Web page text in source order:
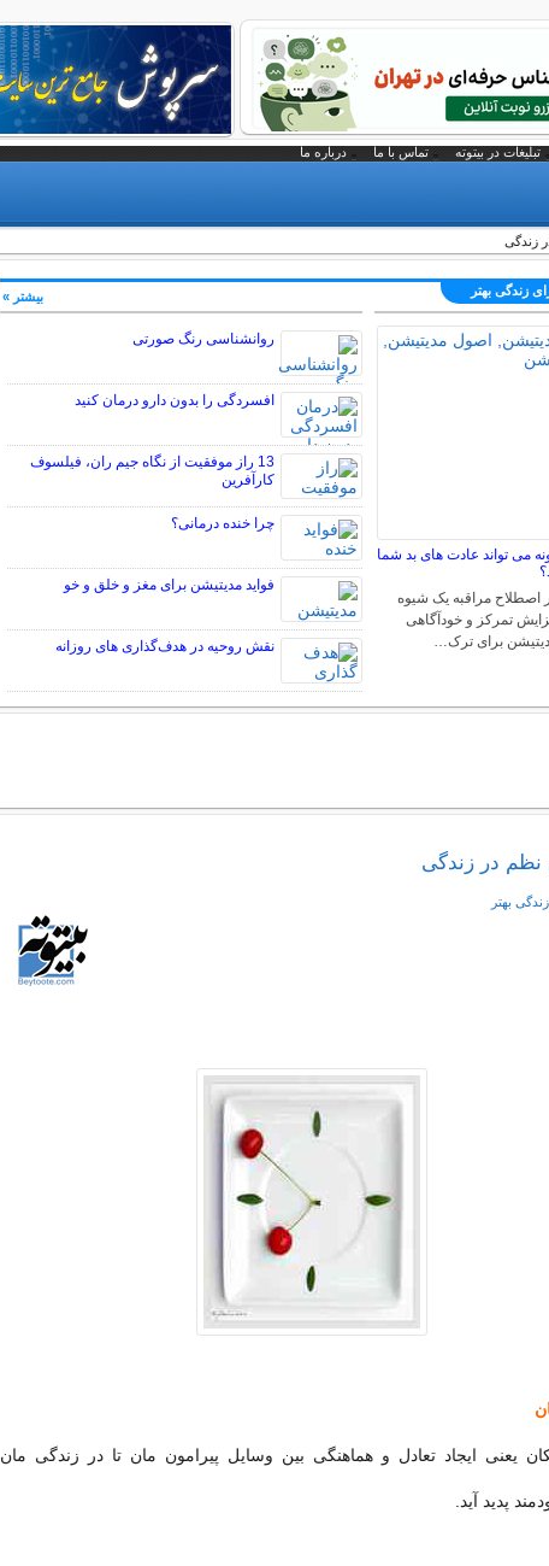
تبلیغات در بیتوته تماس با ما درباره ما
زندگی
زندگی بهتر
می تواند عادت های بد شما
اصطلاح مراقبه یک شیوه
تمرکز و خودآگاهی
برای ترک…
روانشناسی رنگ صورتی
افسردگی را بدون دارو درمان کنید
13 راز موفقیت از نگاه جیم ران، فیلسوف
کارآفرین
چرا خنده درمانی؟
فواید مدیتیشن برای مغز و خلق و خو
نقش روحیه در هدف‌گذاری‌ های روزانه
بیشتر »
در زندگی
بهتر
یعنی ایجاد تعادل و هماهنگی بین وسایل پیرامون مان تا در زندگی مان
پدید آید.